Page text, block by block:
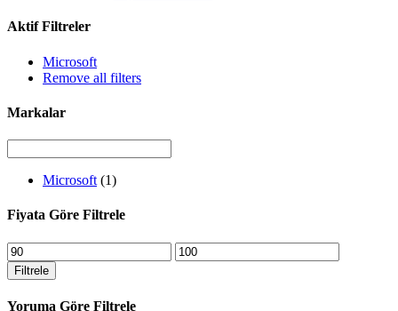
Aktif Filtreler
Microsoft
Remove all filters
Markalar
Microsoft (1)
Fiyata Göre Filtrele
En
düşük
fiyat
En
yüksek
Filtrele
Yoruma Göre Filtrele